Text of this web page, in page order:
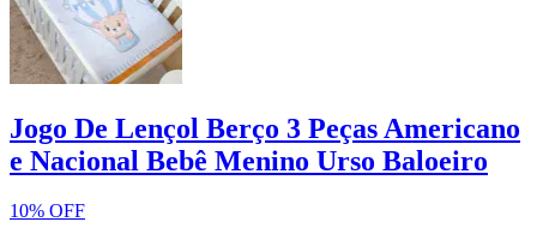
Jogo De Lençol Berço 3 Peças Americano
e Nacional Bebê Menino Urso Baloeiro
10% OFF